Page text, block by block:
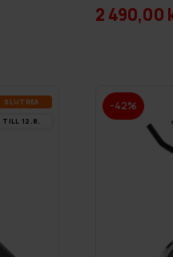
2 490,00
SLUT­REA
TILL 12.8.
-42%